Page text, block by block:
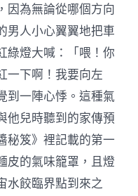
因為無論從哪個方向
男人小心翼翼地把車
綠燈大喊：「喂！你
一下啊！我要向左
到一陣心悸。這種氣
他兒時聽到的家傳預
秘笈》裡記載的第一
皮的氣味籠罩，且燈
水餃臨界點到來之